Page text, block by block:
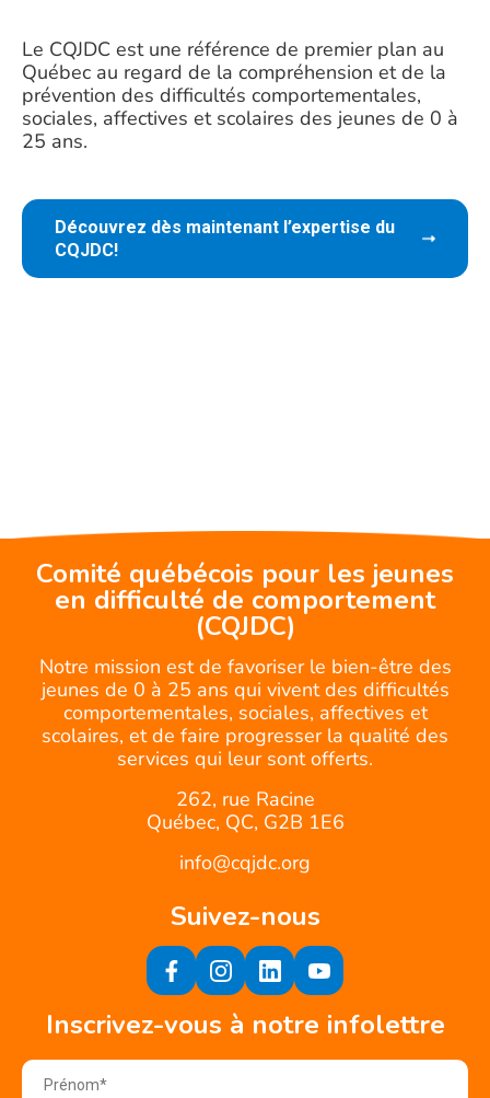
Le CQJDC est une référence de premier plan au
Québec au regard de la compréhension et de la
prévention des difficultés comportementales,
sociales, affectives et scolaires des jeunes de 0 à
25 ans.
Découvrez dès maintenant l’expertise du
CQJDC!
Comité québécois pour les jeunes
en difficulté de comportement
(CQJDC)
Notre mission est de favoriser le bien-être des
jeunes de 0 à 25 ans qui vivent des difficultés
comportementales, sociales, affectives et
scolaires, et de faire progresser la qualité des
services qui leur sont offerts.
262, rue Racine
Québec, QC, G2B 1E6
info@cqjdc.org
Suivez-nous
Inscrivez-vous à notre infolettre